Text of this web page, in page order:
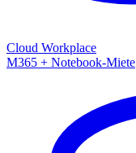
Cloud Workplace
M365 + Notebook-Miete